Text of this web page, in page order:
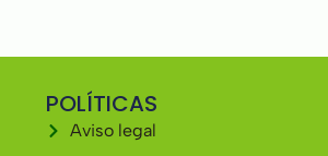
POLÍTICAS
Aviso legal